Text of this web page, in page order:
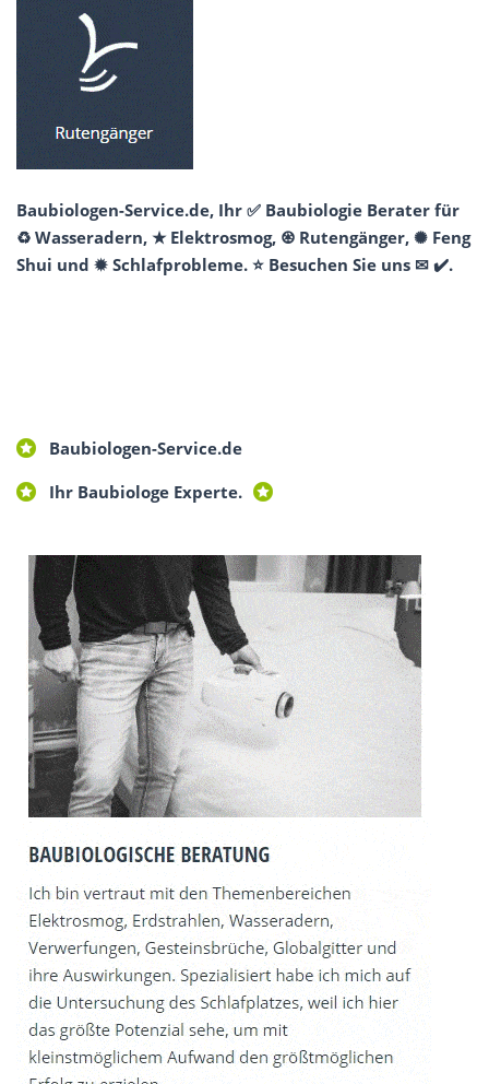
Baubiologen-Service.de, Ihr ✅ Baubiologie Berater für
♻ Wasseradern, ★ Elektrosmog, ♼ Rutengänger, ✺ Feng
Shui und ✹ Schlafprobleme. ⭐ Besuchen Sie uns ✉ ✔️.
Baubiologen-Service.de
Ihr Baubiologe Experte.